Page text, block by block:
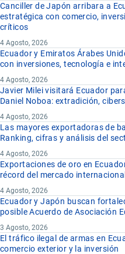
Canciller de Japón arribara a
estratégica con comercio,
críticos
4 Agosto, 2026
Ecuador y Emiratos Árabes
con inversiones, tecnología e
4 Agosto, 2026
Javier Milei visitará Ecuador
Daniel Noboa: extradición,
4 Agosto, 2026
Las mayores exportadoras de
Ranking, cifras y análisis del
4 Agosto, 2026
Exportaciones de oro en
récord del mercado
4 Agosto, 2026
Ecuador y Japón buscan
posible Acuerdo de Asociación
3 Agosto, 2026
El tráfico ilegal de armas en
comercio exterior y la inversión